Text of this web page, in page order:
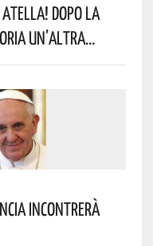
Atella! Dopo La
Un’altra…
Incontrerà